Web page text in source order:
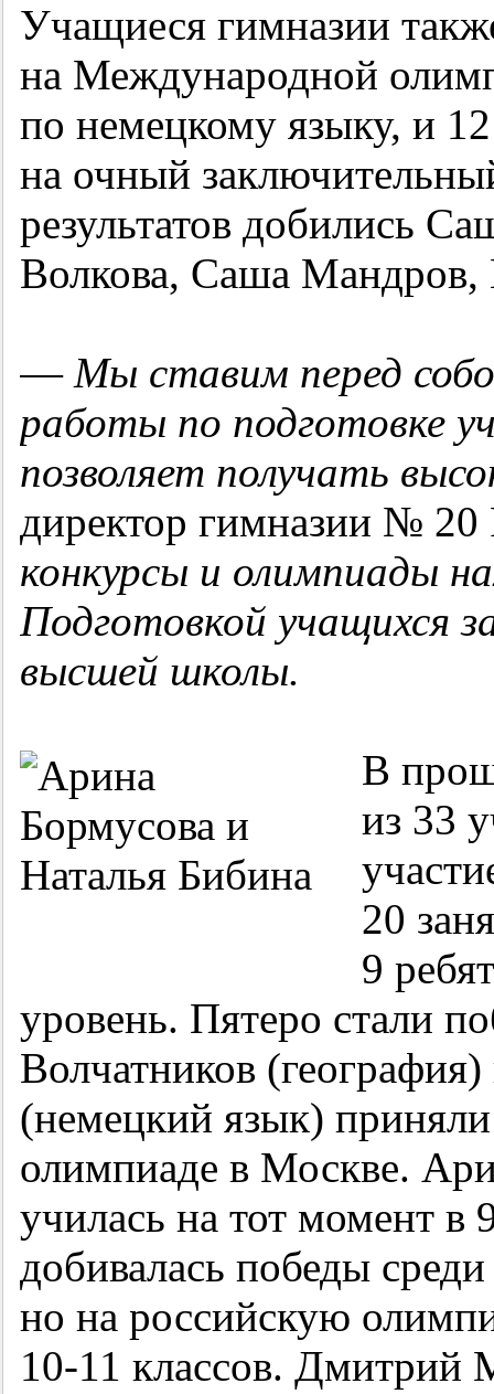
Учащиеся гимназии
на Международной
по немецкому языку, и
на очный
результатов добились
Волкова, Саша
— Мы ставим перед
работы по подготовке
позволяет получать
директор гимназии №
конкурсы и олимпиады
Подготовкой учащихся
высшей школы.
В
из 33
20
9
уровень. Пятеро стали
Волчатников
(немецкий язык) приняли
олимпиаде в Москве.
училась на тот момент в
добивалась победы
но на российскую
10-11 классов. Дмитрий